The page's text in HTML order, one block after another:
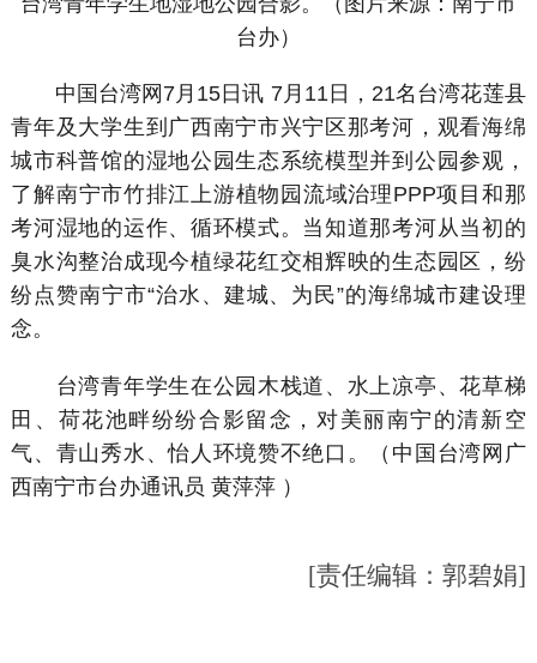
台办）
中国台湾网7月15日讯 7月11日，21名台湾花莲县
青年及大学生到广西南宁市兴宁区那考河，观看海绵
城市科普馆的湿地公园生态系统模型并到公园参观，
了解南宁市竹排江上游植物园流域治理PPP项目和那
考河湿地的运作、循环模式。当知道那考河从当初的
臭水沟整治成现今植绿花红交相辉映的生态园区，纷
纷点赞南宁市“治水、建城、为民”的海绵城市建设理
念。
台湾青年学生在公园木栈道、水上凉亭、花草梯
田、荷花池畔纷纷合影留念，对美丽南宁的清新空
气、青山秀水、怡人环境赞不绝口。（中国台湾网广
西南宁市台办通讯员 黄萍萍 ）
[责任编辑：郭碧娟]